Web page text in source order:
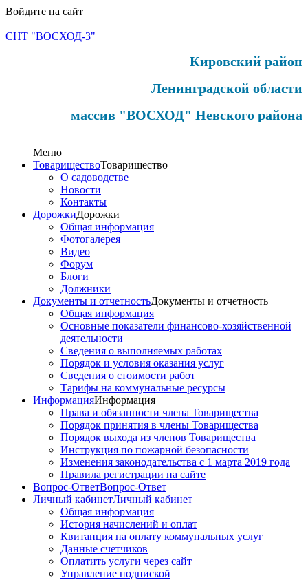
Войдите на сайт
СНТ "ВОСХОД-3"
Кировский район
Ленинградской области
массив "ВОСХОД" Невского района
Меню
ТовариществоТоварищество
О садоводстве
Новости
Контакты
ДорожкиДорожки
Общая информация
Фотогалерея
Видео
Форум
Блоги
Должники
Документы и отчетностьДокументы и отчетность
Общая информация
Основные показатели финансово-хозяйственной
деятельности
Сведения о выполняемых работах
Порядок и условия оказания услуг
Сведения о стоимости работ
Тарифы на коммунальные ресурсы
ИнформацияИнформация
Права и обязанности члена Товарищества
Порядок принятия в члены Товарищества
Порядок выхода из членов Товарищества
Инструкция по пожарной безопасности
Изменения законодательства с 1 марта 2019 года
Правила регистрации на сайте
Вопрос-ОтветВопрос-Ответ
Личный кабинетЛичный кабинет
Общая информация
История начислений и оплат
Квитанция на оплату коммунальных услуг
Данные счетчиков
Оплатить услуги через сайт
Управление подпиской